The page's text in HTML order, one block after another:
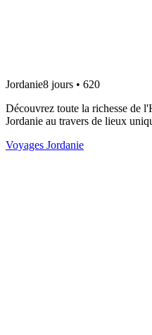
Jordanie8 jours • 620
Découvrez toute la richesse de
Jordanie au travers de lieux
Voyages Jordanie